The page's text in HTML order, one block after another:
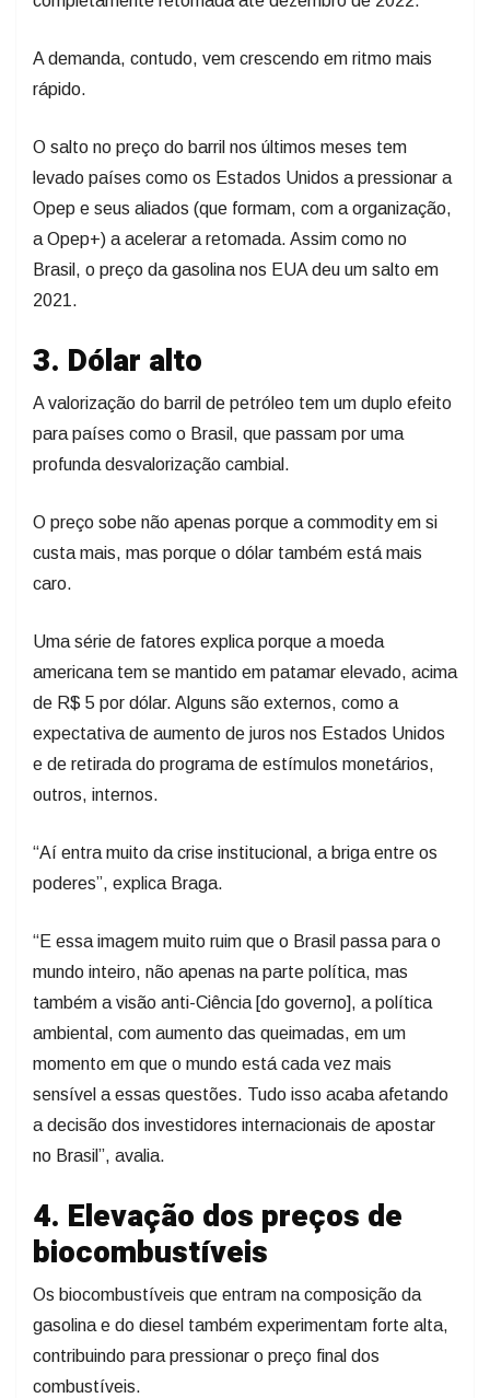
A demanda, contudo, vem crescendo em ritmo mais
rápido.
O salto no preço do barril nos últimos meses tem
levado países como os Estados Unidos a pressionar a
Opep e seus aliados (que formam, com a organização,
a Opep+) a acelerar a retomada. Assim como no
Brasil, o preço da gasolina nos EUA deu um salto em
2021.
3. Dólar alto
A valorização do barril de petróleo tem um duplo efeito
para países como o Brasil, que passam por uma
profunda desvalorização cambial.
O preço sobe não apenas porque a commodity em si
custa mais, mas porque o dólar também está mais
caro.
Uma série de fatores explica porque a moeda
americana tem se mantido em patamar elevado, acima
de R$ 5 por dólar. Alguns são externos, como a
expectativa de aumento de juros nos Estados Unidos
e de retirada do programa de estímulos monetários,
outros, internos.
“Aí entra muito da crise institucional, a briga entre os
poderes”, explica Braga.
“E essa imagem muito ruim que o Brasil passa para o
mundo inteiro, não apenas na parte política, mas
também a visão anti-Ciência [do governo], a política
ambiental, com aumento das queimadas, em um
momento em que o mundo está cada vez mais
sensível a essas questões. Tudo isso acaba afetando
a decisão dos investidores internacionais de apostar
no Brasil”, avalia.
4. Elevação dos preços de
biocombustíveis
Os biocombustíveis que entram na composição da
gasolina e do diesel também experimentam forte alta,
contribuindo para pressionar o preço final dos
combustíveis.